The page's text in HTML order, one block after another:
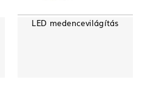
LED medencevilágítás